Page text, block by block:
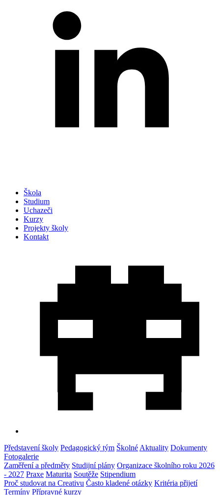
Škola
Studium
Uchazeči
Kurzy
Projekty školy
Kontakt
Představení školy Pedagogický tým Školné Aktuality Dokumenty
Fotogalerie
Zaměření a předměty Studijní plány Organizace školního roku 2026
- 2027 Praxe Maturita Soutěže Stipendium
Proč studovat na Creativu Často kladené otázky Kritéria přijetí
Termíny Přípravné kurzy